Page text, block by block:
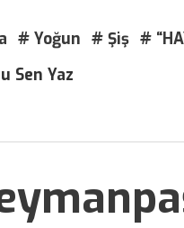
# Yoğun # Şiş #
Sen Yaz